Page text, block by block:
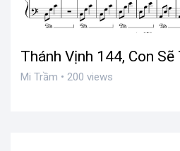
Thánh Vịnh 144, Con
Mi Trầm • 200 views